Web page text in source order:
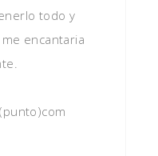
todo y
encantaria